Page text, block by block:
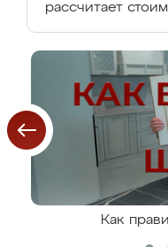
рассчитает
Как